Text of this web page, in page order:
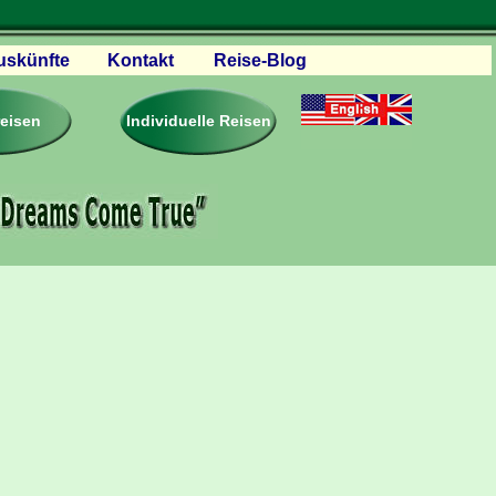
– Reviews
Firmen & Links
Kontakt Reise-Blog
Individuelle Reisen